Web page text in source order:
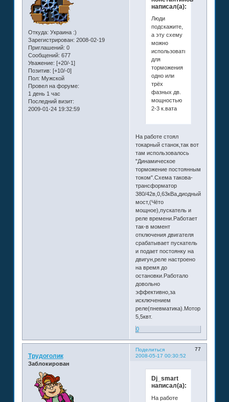
Откуда: Украина :)
Зарегистрирован: 2008-02-19
Приглашений: 0
Сообщений: 677
Уважение: [+20/-1]
Позитив: [+10/-0]
Пол: Мужской
Провел на форуме:
1 день 1 час
Последний визит:
2009-01-24 19:32:59
написал(а):
Люди
подскажите,
а эту схему
можно
использовать
для
торможения
одно или
трёх
фазных дв.
мощностью
2-3 к.вата
На работе стоял
токарный станок,так вот
там использовалось
"Динамическое
торможение постоянным
током".Схема такова-
трансформатор
380/42в,0,63кВа,диодный
мост,(Чёто
мощное),пускатель и
реле времени.Работает
так-в момент
отключения двигателя
срабатывает пускатель
и подает постоянку на
двигун,реле настроено
на время до
остановки.Работало
довольно
эффективно,за
исключением
реле(пневматика).Мотор
5,5квт.
0
Поделиться
77
2008-05-17 00:30:52
Трудоголик
Заблокирован
Dj_smart
написал(а):
На работе